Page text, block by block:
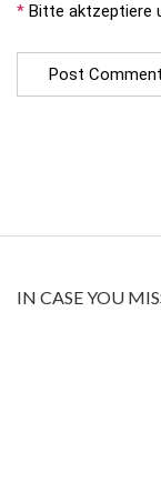
* Bitte aktzeptiere
IN CASE YOU